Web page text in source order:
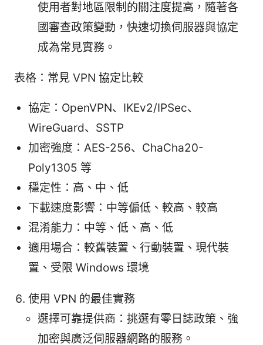
使用者對地區限制的關注度提高，隨著各
國審查政策變動，快速切換伺服器與協定
成為常見實務。
表格：常見 VPN 協定比較
協定：OpenVPN、IKEv2/IPSec、
WireGuard、SSTP
加密強度：AES-256、ChaCha20-
Poly1305 等
穩定性：高、中、低
下載速度影響：中等偏低、較高、較高
混淆能力：中等、低、高、低
適用場合：較舊裝置、行動裝置、現代裝
置、受限 Windows 環境
使用 VPN 的最佳實務
選擇可靠提供商：挑選有零日誌政策、強
加密與廣泛伺服器網路的服務。